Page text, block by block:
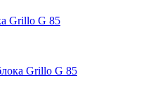
Grillo G 85
Grillo G 85